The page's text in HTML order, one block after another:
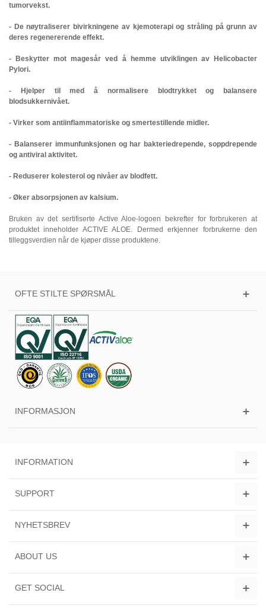
tumorvekst.
- De nøytraliserer bivirkningene av kjemoterapi og stråling på grunn av
deres regenererende effekt.
- Beskytter mot magesår ved å hemme utviklingen av Helicobacter
Pylori.
- Hjelper til med å normalisere blodtrykket og balansere
blodsukkernivået.
- Virker som antiinflammatoriske og smertestillende midler.
- Balanserer immunfunksjonen og har bakteriedrepende, soppdrepende
og antiviral aktivitet.
- Reduserer kolesterol og nivåer av blodfett.
- Øker absorpsjonen av kalsium.
Bruken av det sertifiserte Active Aloe-logoen bekrefter for forbrukeren at
produktet inneholder ACTIVE ALOE. Dermed erkjenner forbrukerne den
tilleggsverdien når de kjøper disse produktene.
OFTE STILTE SPØRSMÅL
INFORMASJON
INFORMATION
SUPPORT
NYHETSBREV
ABOUT US
GET SOCIAL